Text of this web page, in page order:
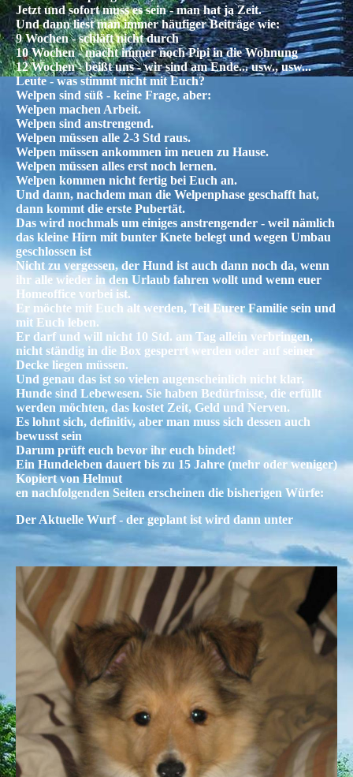
Jetzt und sofort muss es sein - man hat ja Zeit.
Und dann liest man immer häufiger Beiträge wie:
9 Wochen - schläft nicht durch
10 Wochen - macht immer noch Pipi in die Wohnung
12 Wochen - beißt uns - wir sind am Ende... usw., usw...
Leute - was stimmt nicht mit Euch?
Welpen sind süß - keine Frage, aber:
Welpen machen Arbeit.
Welpen sind anstrengend.
Welpen müssen alle 2-3 Std raus.
Welpen müssen ankommen im neuen zu Hause.
Welpen müssen alles erst noch lernen.
Welpen kommen nicht fertig bei Euch an.
Und dann, nachdem man die Welpenphase geschafft hat,
dann kommt die erste Pubertät.
Das wird nochmals um einiges anstrengender - weil nämlich
das kleine Hirn mit bunter Knete belegt und wegen Umbau
geschlossen ist
Nicht zu vergessen, der Hund ist auch dann noch da, wenn
ihr alle wieder in den Urlaub fahren wollt und wenn euer
Homeoffice vorbei ist.
Er möchte mit Euch alt werden, Teil Eurer Familie sein und
mit Euch leben.
Er darf und will nicht 10 Std. am Tag allein verbringen,
nicht ständig in die Box gesperrt werden oder auf seiner
Decke liegen müssen.
Und genau das ist so vielen augenscheinlich nicht klar.
Hunde sind Lebewesen. Sie haben Bedürfnisse, die erfüllt
werden möchten, das kostet Zeit, Geld und Nerven.
Es lohnt sich, definitiv, aber man muss sich dessen auch
bewusst sein
Darum prüft euch bevor ihr euch bindet!
Ein Hundeleben dauert bis zu 15 Jahre (mehr oder weniger)
Kopiert von Helmut
en nachfolgenden Seiten erscheinen die bisherigen Würfe:
Der Aktuelle Wurf - der geplant ist wird dann unter